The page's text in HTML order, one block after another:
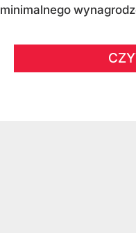
minimalnego